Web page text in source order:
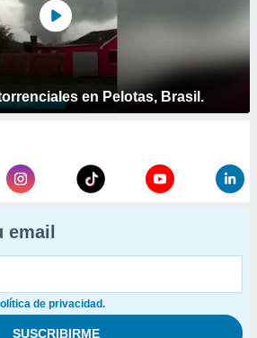
en Pelotas, Brasil.
email
de privacidad.